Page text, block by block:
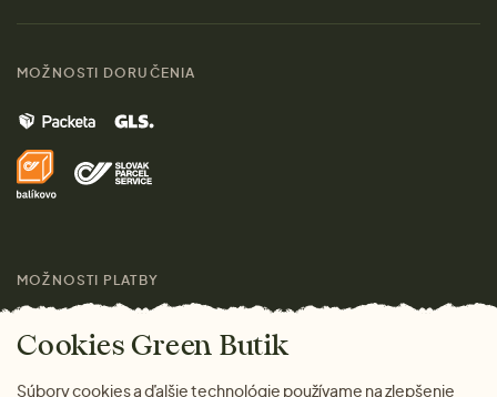
Kontakt
Značky
Pre médiá
Ženy
Muži
Domov
Darčeky
Doprava a platba
MOŽNOSTI DORUČENIA
MOŽNOSTI PLATBY
Cookies Green Butik
Súbory cookies a ďalšie technológie používame na zlepšenie